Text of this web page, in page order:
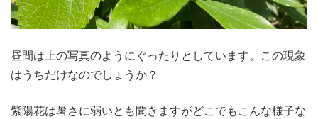
昼間は上の写真のようにぐったりとしています。この現象
はうちだけなのでしょうか？
紫陽花は暑さに弱いとも聞きますがどこでもこんな様子な